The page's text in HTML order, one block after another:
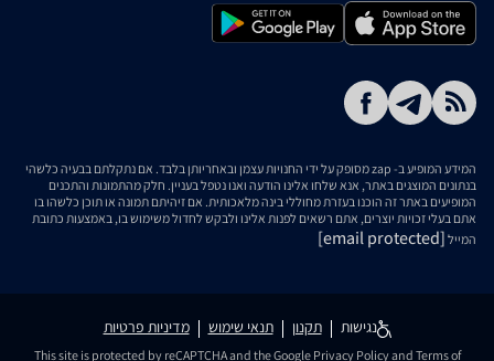
המידע המופיע ב- zap מסופק על ידי החנויות עצמן ובאחריותן בלבד. אם נתקלתם בבעיה כלשהי
בנתונים המוצגים באתר, אנא שלחו אלינו הודעה ואנו נטפל בעניין. חלק מהתמונות והתכנים
המופיעים באתר זה הוכנו בעזרת מחוללי בינה מלאכותית. אם זיהיתם תמונה או תוכן כלשהו בו
אתם בעלי זכויות יוצרים, אתם רשאים לפנות אלינו ולבקש לחדול משימוש בו, באמצעות כתובת
המייל [email protected]
נגישות תקנון תנאי שימוש מדיניות פרטיות
This site is protected by reCAPTCHA and the Google Privacy Policyand Terms of